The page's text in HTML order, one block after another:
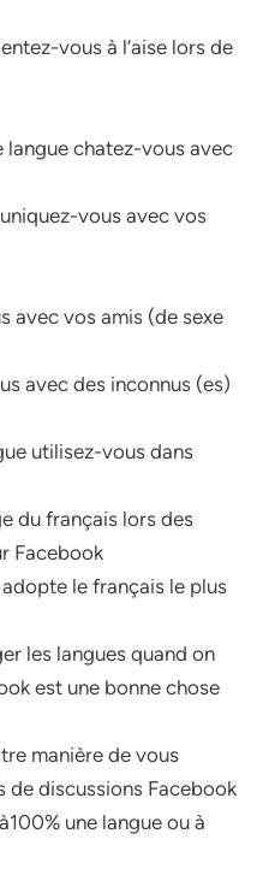
vous à l’aise lors de
langue chatez-vous avec
vous avec vos
avec vos amis (de sexe
avec des inconnus (es)
utilisez-vous dans
du français lors des
Facebook
le français le plus
les langues quand on
est une bonne chose
manière de vous
de discussions Facebook
une langue ou à